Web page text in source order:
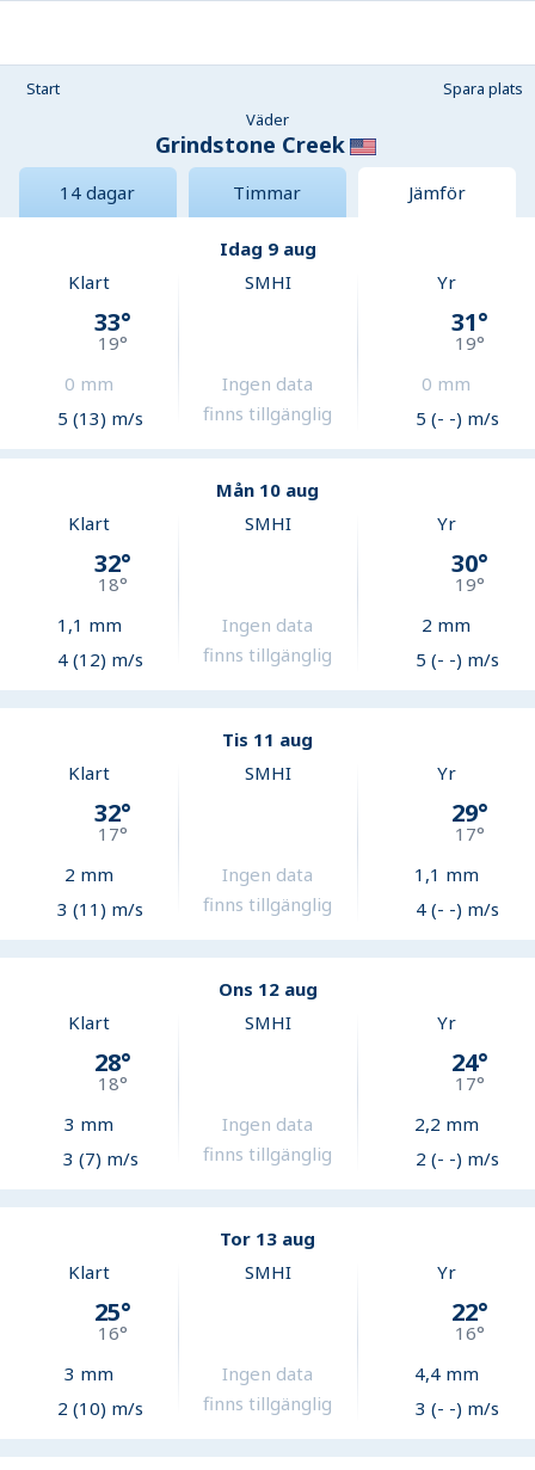
Start
Spara plats
Väder
Grindstone Creek
14 dagar Timmar Jämför
Idag 9 aug
Klart
33°
19°
0 mm
5 (13) m/s
SMHI
Ingen data
finns tillgänglig
Yr
31°
19°
0 mm
5 (- -) m/s
Mån 10 aug
Klart
32°
18°
1,1 mm
4 (12) m/s
SMHI
Ingen data
finns tillgänglig
Yr
30°
19°
2 mm
5 (- -) m/s
Tis 11 aug
Klart
32°
17°
2 mm
3 (11) m/s
SMHI
Ingen data
finns tillgänglig
Yr
29°
17°
1,1 mm
4 (- -) m/s
Ons 12 aug
Klart
28°
18°
3 mm
3 (7) m/s
SMHI
Ingen data
finns tillgänglig
Yr
24°
17°
2,2 mm
2 (- -) m/s
Tor 13 aug
Klart
25°
16°
3 mm
2 (10) m/s
SMHI
Ingen data
finns tillgänglig
Yr
22°
16°
4,4mm
3 (- -) m/s